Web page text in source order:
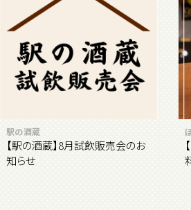
駅の酒蔵
【駅の酒蔵】8月試飲販売会のお
知らせ